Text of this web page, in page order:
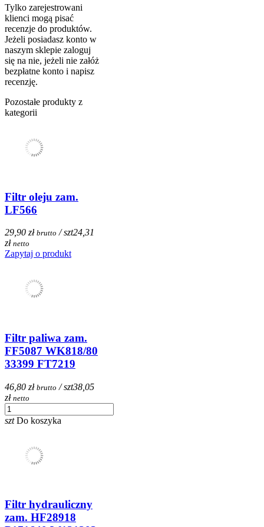
Tylko zarejestrowani
klienci mogą pisać
recenzje do produktów.
Jeżeli posiadasz konto w
naszym sklepie zaloguj
się na nie, jeżeli nie załóż
bezpłatne konto i napisz
recenzję.
Pozostałe produkty z
kategorii
Filtr oleju zam.
LF566
29,90 zł brutto / szt24,31
zł netto
Zapytaj o produkt
Filtr paliwa zam.
FF5087 WK818/80
33399 FT7219
46,80 zł brutto / szt38,05
zł netto
szt Do koszyka
Filtr hydrauliczny
zam. HF28918